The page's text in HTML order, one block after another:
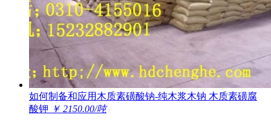
如何制备和应用木质素磺酸钠-纯木浆木钠 木质素磺腐
酸钾 ￥ 2150.00/吨